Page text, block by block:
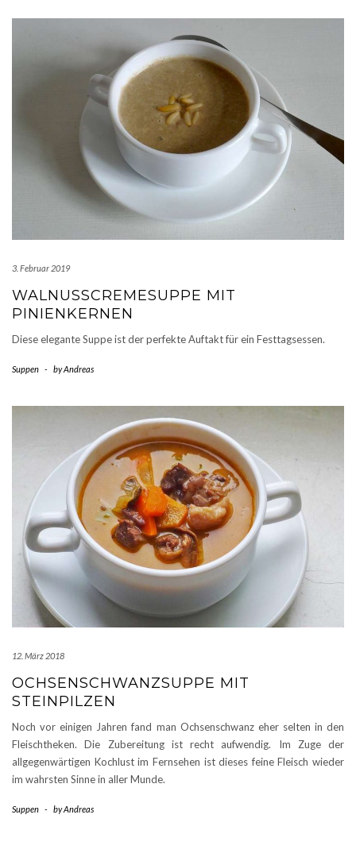
3. Februar 2019
WALNUSSCREMESUPPE MIT
PINIENKERNEN
Diese elegante Suppe ist der perfekte Auftakt für ein Festtagsessen.
Suppen - byAndreas
12. März 2018
OCHSENSCHWANZSUPPE MIT
STEINPILZEN
Noch vor einigen Jahren fand man Ochsenschwanz eher selten in den
Fleischtheken. Die Zubereitung ist recht aufwendig. Im Zuge der
allgegenwärtigen Kochlust im Fernsehen ist dieses feine Fleisch wieder
im wahrsten Sinne in aller Munde.
Suppen - byAndreas